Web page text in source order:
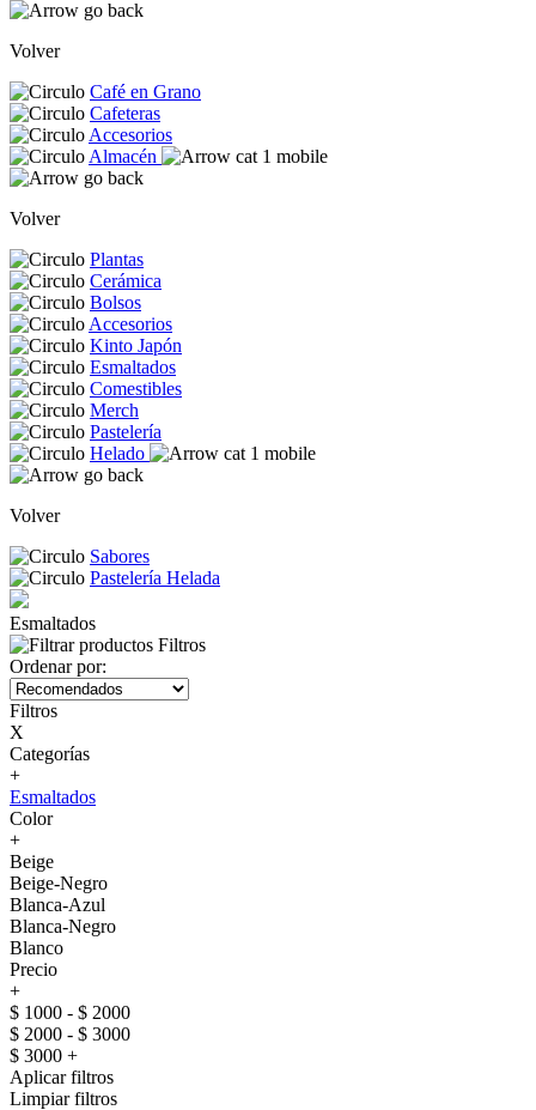
Volver
Café en Grano
Cafeteras
Accesorios
Almacén
Volver
Plantas
Cerámica
Bolsos
Accesorios
Kinto Japón
Esmaltados
Comestibles
Merch
Pastelería
Helado
Volver
Sabores
Pastelería Helada
Esmaltados
Filtros
Ordenar por:
Filtros
X
Categorías
+
Esmaltados
Color
+
Beige
Beige-Negro
Blanca-Azul
Blanca-Negro
Blanco
Precio
+
$ 1000 - $ 2000
$ 2000 - $ 3000
$ 3000 +
Aplicar filtros
Limpiar filtros